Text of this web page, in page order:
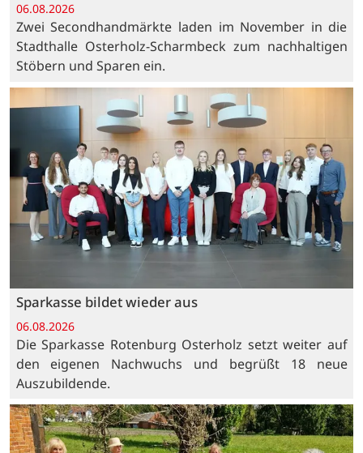
06.08.2026
Zwei Secondhandmärkte laden im November in die
Stadthalle Osterholz-Scharmbeck zum nachhaltigen
Stöbern und Sparen ein.
Sparkasse bildet wieder aus
06.08.2026
Die Sparkasse Rotenburg Osterholz setzt weiter auf
den eigenen Nachwuchs und begrüßt 18 neue
Auszubildende.